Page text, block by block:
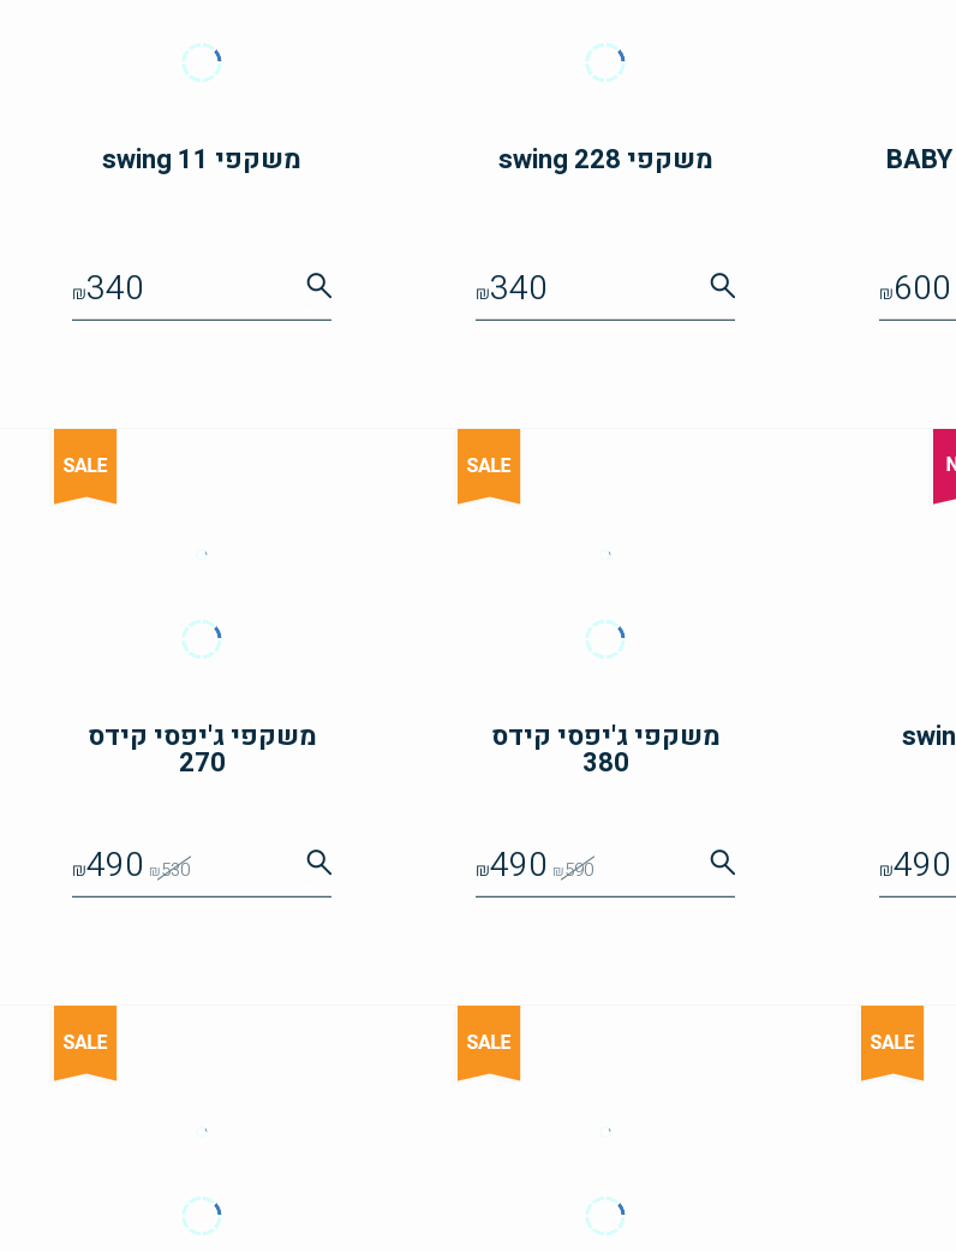
₪600
משקפי swing 228
₪340
משקפי swing 11
₪340
₪490
משקפי ג'יפסי קידס
380
₪590
₪490
משקפי ג'יפסי קידס
270
₪530
₪490